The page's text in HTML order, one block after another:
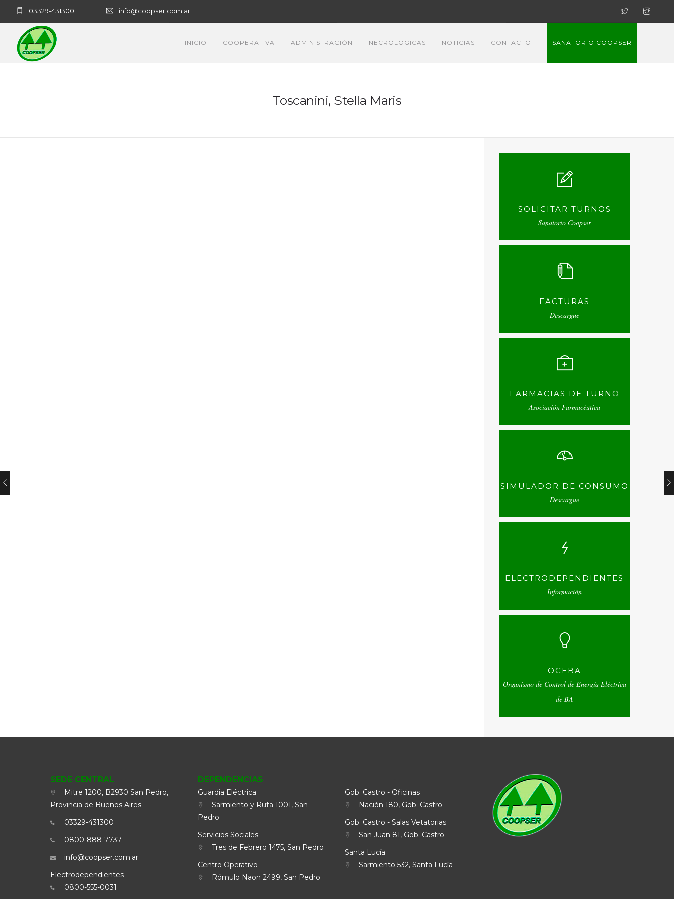
03329-431300 info@coopser.com.ar
INICIO COOPERATIVA ADMINISTRACIÓN NECROLOGICAS NOTICIAS CONTACTO SANATORIO COOPSER
Toscanini, Stella Maris
SOLICITAR TURNOS
Sanatorio Coopser
FACTURAS
Descargue
FARMACIAS DE TURNO
Asociación Farmacéutica
SIMULADOR DE CONSUMO
Descargue
ELECTRODEPENDIENTES
Información
OCEBA
Organismo de Control de Energía Eléctrica
de BA
SEDE CENTRAL
Mitre 1200, B2930 San Pedro,
Provincia de Buenos Aires
03329-431300
0800-888-7737
info@coopser.com.ar
Electrodependientes
0800-555-0031
DEPENDENCIAS
Guardia Eléctrica
Sarmiento y Ruta 1001, San
Pedro
Servicios Sociales
Tres de Febrero 1475, San Pedro
Centro Operativo
Rómulo Naon 2499, San Pedro
Gob. Castro - Oficinas
Nación 180, Gob. Castro
Gob. Castro - Salas Vetatorias
San Juan 81, Gob. Castro
Santa Lucía
Sarmiento 532, Santa Lucía